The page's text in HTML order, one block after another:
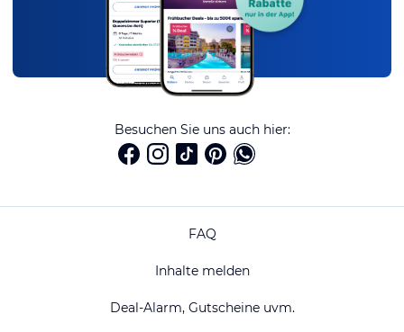
Besuchen Sie uns auch hier:
FAQ
Inhalte melden
Deal-Alarm, Gutscheine uvm.